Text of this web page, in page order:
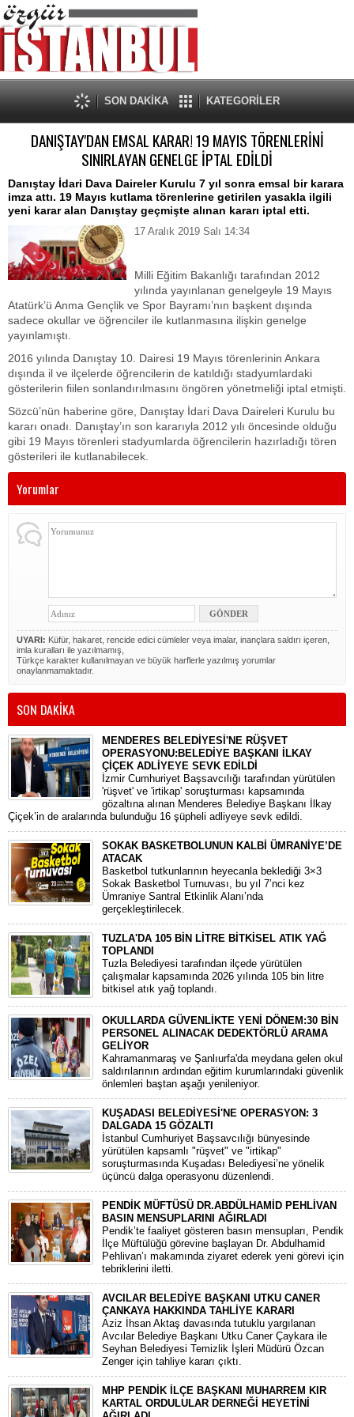
SON DAKİKA KATEGORİLER
DANIŞTAY'DAN EMSAL KARAR! 19 MAYIS TÖRENLERİNİ
SINIRLAYAN GENELGE İPTAL EDİLDİ
Danıştay İdari Dava Daireler Kurulu 7 yıl sonra emsal bir karara
imza attı. 19 Mayıs kutlama törenlerine getirilen yasakla ilgili
yeni karar alan Danıştay geçmişte alınan kararı iptal etti.
17 Aralık 2019 Salı 14:34
Milli Eğitim Bakanlığı tarafından 2012
yılında yayınlanan genelgeyle 19 Mayıs
Atatürk’ü Anma Gençlik ve Spor Bayramı’nın başkent dışında
sadece okullar ve öğrenciler ile kutlanmasına ilişkin genelge
yayınlamıştı.
2016 yılında Danıştay 10. Dairesi 19 Mayıs törenlerinin Ankara
dışında il ve ilçelerde öğrencilerin de katıldığı stadyumlardaki
gösterilerin fiilen sonlandırılmasını öngören yönetmeliği iptal etmişti.
Sözcü’nün haberine göre, Danıştay İdari Dava Daireleri Kurulu bu
kararı onadı. Danıştay’ın son kararıyla 2012 yılı öncesinde olduğu
gibi 19 Mayıs törenleri stadyumlarda öğrencilerin hazırladığı tören
gösterileri ile kutlanabilecek.
Yorumlar
UYARI: Küfür, hakaret, rencide edici cümleler veya imalar, inançlara saldırı içeren,
imla kuralları ile yazılmamış,
Türkçe karakter kullanılmayan ve büyük harflerle yazılmış yorumlar
onaylanmamaktadır.
SON DAKİKA
MENDERES BELEDİYESİ'NE RÜŞVET
OPERASYONU:BELEDİYE BAŞKANI İLKAY
ÇİÇEK ADLİYEYE SEVK EDİLDİ
​İzmir Cumhuriyet Başsavcılığı tarafından yürütülen
'rüşvet' ve 'irtikap' soruşturması kapsamında
gözaltına alınan Menderes Belediye Başkanı İlkay
Çiçek’in de aralarında bulunduğu 16 şüpheli adliyeye sevk edildi.
SOKAK BASKETBOLUNUN KALBİ ÜMRANİYE’DE
ATACAK
Basketbol tutkunlarının heyecanla beklediği 3×3
Sokak Basketbol Turnuvası, bu yıl 7’nci kez
Ümraniye Santral Etkinlik Alanı’nda
gerçekleştirilecek.
TUZLA'DA 105 BİN LİTRE BİTKİSEL ATIK YAĞ
TOPLANDI
Tuzla Belediyesi tarafından ilçede yürütülen
çalışmalar kapsamında 2026 yılında 105 bin litre
bitkisel atık yağ toplandı.
OKULLARDA GÜVENLİKTE YENİ DÖNEM:30 BİN
PERSONEL ALINACAK DEDEKTÖRLÜ ARAMA
GELİYOR
​Kahramanmaraş ve Şanlıurfa'da meydana gelen okul
saldırılarının ardından eğitim kurumlarındaki güvenlik
önlemleri baştan aşağı yenileniyor.
KUŞADASI BELEDİYESİ'NE OPERASYON: 3
DALGADA 15 GÖZALTI
​İstanbul Cumhuriyet Başsavcılığı bünyesinde
yürütülen kapsamlı "rüşvet" ve "irtikap"
soruşturmasında Kuşadası Belediyesi’ne yönelik
üçüncü dalga operasyonu düzenlendi.
PENDİK MÜFTÜSÜ DR.ABDÜLHAMİD PEHLİVAN
BASIN MENSUPLARINI AĞIRLADI
​Pendik’te faaliyet gösteren basın mensupları, Pendik
İlçe Müftülüğü görevine başlayan Dr. Abdulhamid
Pehlivan’ı makamında ziyaret ederek yeni görevi için
tebriklerini iletti.
AVCILAR BELEDİYE BAŞKANI UTKU CANER
ÇANKAYA HAKKINDA TAHLİYE KARARI
​Aziz İhsan Aktaş davasında tutuklu yargılanan
Avcılar Belediye Başkanı Utku Caner Çaykara ile
Seyhan Belediyesi Temizlik İşleri Müdürü Özcan
Zenger için tahliye kararı çıktı.
MHP PENDİK İLÇE BAŞKANI MUHARREM KIR
KARTAL ORDULULAR DERNEĞİ HEYETİNİ